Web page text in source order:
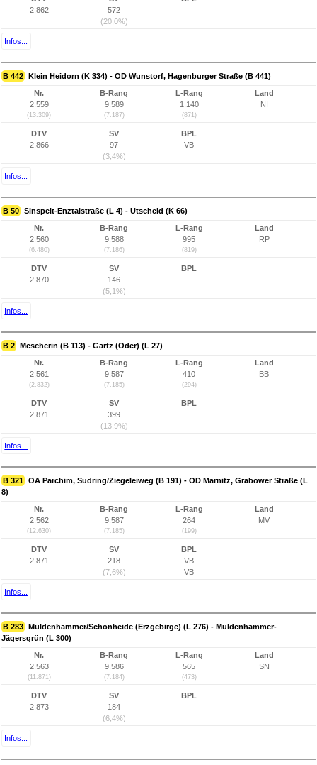
2.862
572
(20,0%)
Infos...
B 442 Klein Heidorn (K 334) - OD Wunstorf, Hagenburger Straße (B 441)
Nr.
2.559
(13.309)
B-Rang
9.589
(7.187)
L-Rang
1.140
(871)
Land
NI
DTV
2.866
SV
97
(3,4%)
BPL
VB
Infos...
B 50 Sinspelt-Enztalstraße (L 4) - Utscheid (K 66)
Nr.
2.560
(6.480)
B-Rang
9.588
(7.186)
L-Rang
995
(819)
Land
RP
DTV
2.870
SV
146
(5,1%)
BPL
Infos...
B 2 Mescherin (B 113) - Gartz (Oder) (L 27)
Nr.
2.561
(2.832)
B-Rang
9.587
(7.185)
L-Rang
410
(294)
Land
BB
DTV
2.871
SV
399
(13,9%)
BPL
Infos...
B 321 OA Parchim, Südring/Ziegeleiweg (B 191) - OD Marnitz, Grabower Straße (L
8)
Nr.
2.562
(12.630)
B-Rang
9.587
(7.185)
L-Rang
264
(199)
Land
MV
DTV
2.871
SV
218
(7,6%)
BPL
VB
VB
Infos...
B 283 Muldenhammer/Schönheide (Erzgebirge) (L 276) - Muldenhammer-
Jägersgrün (L 300)
Nr.
2.563
(11.871)
B-Rang
9.586
(7.184)
L-Rang
565
(473)
Land
SN
DTV
2.873
SV
184
(6,4%)
BPL
Infos...